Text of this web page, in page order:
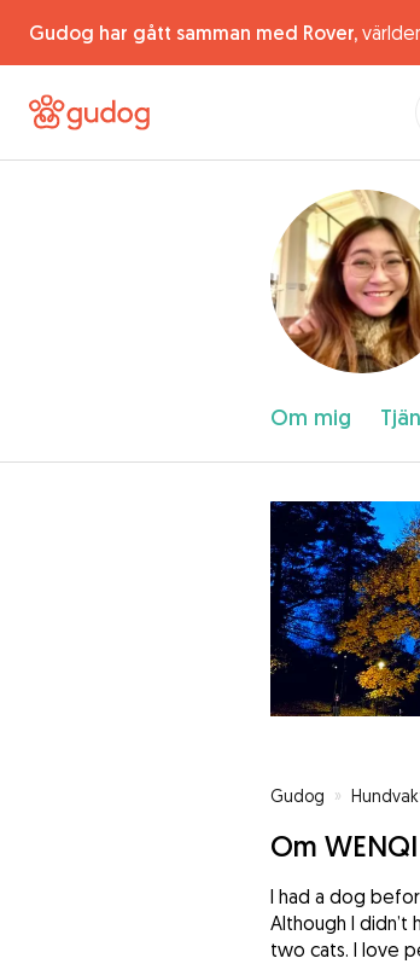
Gudog har gått samman med Rover,
Om mig
Gudog »
Om WENQI
I had a dog
Although I
two cats. I love